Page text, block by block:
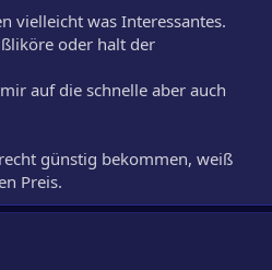
vielleicht was Interessantes.
oder halt der
auf die schnelle aber auch
günstig bekommen, weiß
Preis.